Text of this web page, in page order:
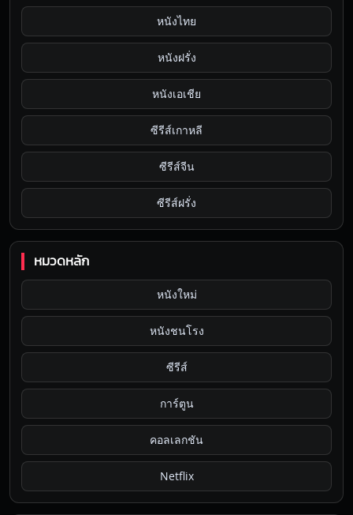
หนังไทย
หนังฝรั่ง
หนังเอเชีย
ซีรีส์เกาหลี
ซีรีส์จีน
ซีรีส์ฝรั่ง
หมวดหลัก
หนังใหม่
หนังชนโรง
ซีรีส์
การ์ตูน
คอลเลกชัน
Netflix